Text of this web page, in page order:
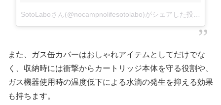
SotoLaboさん(@nocampnolifesotolabo)がシェアした投稿
また、ガス缶カバーはおしゃれアイテムとしてだけでな
く、収納時には衝撃からカートリッジ本体を守る役割や、
ガス機器使用時の温度低下による水滴の発生を抑える効果
も持ちます。